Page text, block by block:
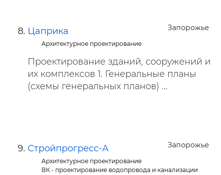
Запорожье
Цаприка
Архитектурное проектирование
Проектирование зданий, сооружений и
их комплексов 1. Генеральные планы
(схемы генеральных планов) ...
Запорожье
Стройпрогресс-А
Архитектурное проектирование
ВК - проектирование водопровода и канализации